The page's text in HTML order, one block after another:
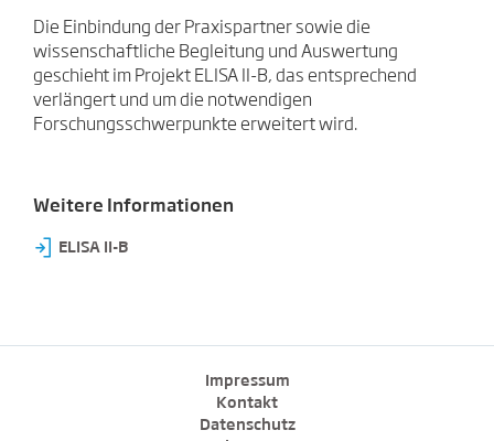
Die Einbindung der Praxispartner sowie die
wissenschaftliche Begleitung und Auswertung
geschieht im Projekt ELISA II-B, das entsprechend
verlängert und um die notwendigen
Forschungsschwerpunkte erweitert wird.
Weitere Informationen
⇥ ELISA II-B
Impressum
Kontakt
Datenschutz